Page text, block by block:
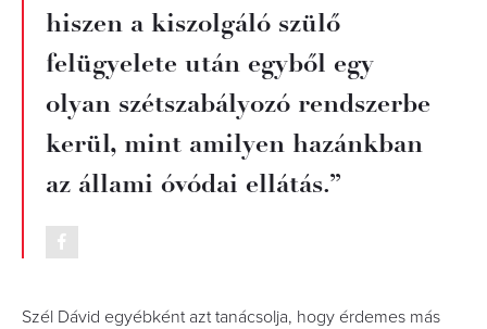
hiszen a kiszolgáló szülő
felügyelete után egyből egy
olyan szétszabályozó rendszerbe
kerül, mint amilyen hazánkban
az állami óvódai ellátás.”
Szél Dávid egyébként azt tanácsolja, hogy érdemes más